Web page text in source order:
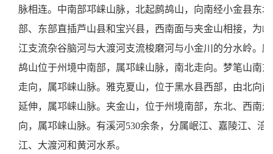
脉相连。中南部邛崃山脉，北起鹧鸪山，向南经小金县东北
部、东部直插芦山县和宝兴县，西南面与夹金山相接，为岷
江支流杂谷脑河与大渡河支流梭磨河与小金川的分水岭。鹧
鸪山位于州境中南部，属邛崃山脉，南北走向。梦笔山南东
走向，属邛崃山脉。雅克夏山，位于黑水县西部，由北向南
延伸，属邛崃山脉。夹金山，位于州境南部，东北、西南走
向，属邛崃山脉。有溪河530余条，分属岷江、嘉陵江、涪
江、大渡河和黄河水系。